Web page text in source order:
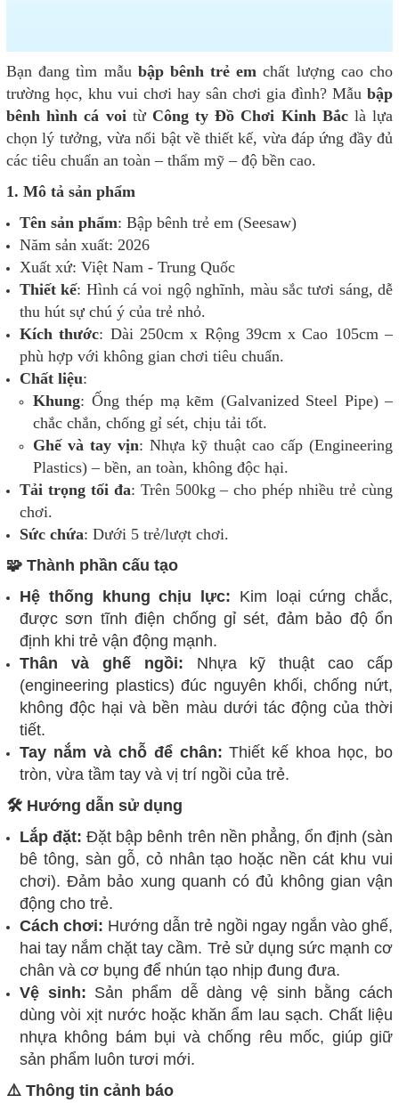
Bạn đang tìm mẫu bập bênh trẻ em chất lượng cao cho
trường học, khu vui chơi hay sân chơi gia đình? Mẫu bập
bênh hình cá voi từ Công ty Đồ Chơi Kinh Bắclà lựa
chọn lý tưởng, vừa nổi bật về thiết kế, vừa đáp ứng đầy đủ
các tiêu chuẩn an toàn – thẩm mỹ – độ bền cao.
1. Mô tả sản phẩm
Tên sản phẩm: Bập bênh trẻ em (Seesaw)
Năm sản xuất: 2026
Xuất xứ: Việt Nam - Trung Quốc
Thiết kế: Hình cá voi ngộ nghĩnh, màu sắc tươi sáng, dễ
thu hút sự chú ý của trẻ nhỏ.
Kích thước: Dài 250cm x Rộng 39cm x Cao 105cm –
phù hợp với không gian chơi tiêu chuẩn.
Chất liệu:
Khung: Ống thép mạ kẽm (Galvanized Steel Pipe) –
chắc chắn, chống gỉ sét, chịu tải tốt.
Ghế và tay vịn: Nhựa kỹ thuật cao cấp (Engineering
Plastics) – bền, an toàn, không độc hại.
Tải trọng tối đa: Trên 500kg – cho phép nhiều trẻ cùng
chơi.
Sức chứa: Dưới 5 trẻ/lượt chơi.
🧩 Thành phần cấu tạo
Hệ thống khung chịu lực: Kim loại cứng chắc,
được sơn tĩnh điện chống gỉ sét, đảm bảo độ ổn
định khi trẻ vận động mạnh.
Thân và ghế ngồi: Nhựa kỹ thuật cao cấp
(engineering plastics) đúc nguyên khối, chống nứt,
không độc hại và bền màu dưới tác động của thời
tiết.
Tay nắm và chỗ để chân: Thiết kế khoa học, bo
tròn, vừa tầm tay và vị trí ngồi của trẻ.
🛠️ Hướng dẫn sử dụng
Lắp đặt: Đặt bập bênh trên nền phẳng, ổn định (sàn
bê tông, sàn gỗ, cỏ nhân tạo hoặc nền cát khu vui
chơi). Đảm bảo xung quanh có đủ không gian vận
động cho trẻ.
Cách chơi: Hướng dẫn trẻ ngồi ngay ngắn vào ghế,
hai tay nắm chặt tay cầm. Trẻ sử dụng sức mạnh cơ
chân và cơ bụng để nhún tạo nhịp đung đưa.
Vệ sinh: Sản phẩm dễ dàng vệ sinh bằng cách
dùng vòi xịt nước hoặc khăn ẩm lau sạch. Chất liệu
nhựa không bám bụi và chống rêu mốc, giúp giữ
sản phẩm luôn tươi mới.
⚠️ Thông tin cảnh báo